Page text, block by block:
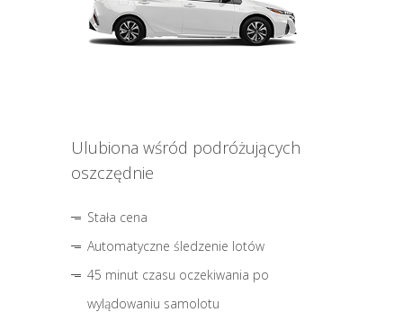
Ulubiona wśród podróżujących
oszczędnie
Stała cena
Automatyczne śledzenie lotów
45 minut czasu oczekiwania po
wylądowaniu samolotu